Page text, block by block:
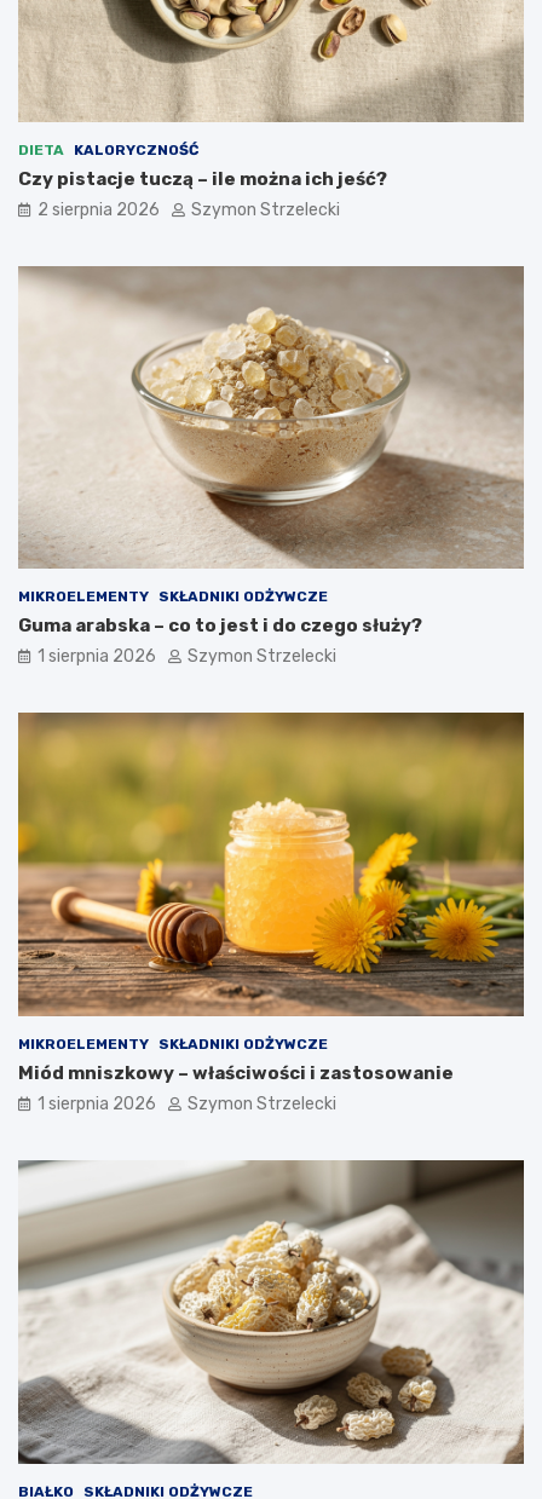
DIETA KALORYCZNOŚĆ
Czy pistacje tuczą – ile można ich jeść?
2 sierpnia 2026 Szymon Strzelecki
MIKROELEMENTY SKŁADNIKI ODŻYWCZE
Guma arabska – co to jest i do czego służy?
1 sierpnia 2026 Szymon Strzelecki
MIKROELEMENTY SKŁADNIKI ODŻYWCZE
Miód mniszkowy – właściwości i zastosowanie
1 sierpnia 2026 Szymon Strzelecki
BIAŁKO SKŁADNIKI ODŻYWCZE